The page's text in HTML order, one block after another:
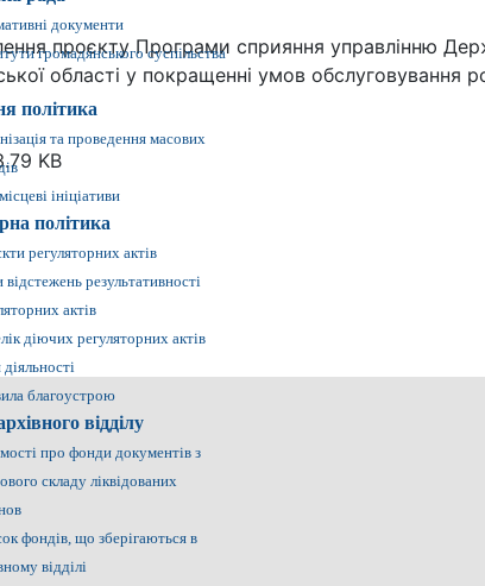
документи
громадянського суспільства
політика
та проведення масових
ініціативи
політика
регуляторних актів
відстежень результативності
актів
діючих регуляторних актів
благоустрою
відділу
про фонди документів з
складу ліквідованих
фондів, що зберігаються в
відділі
проєкту Програми сприяння управлінню
області у покращенні умов обслуговування
KB